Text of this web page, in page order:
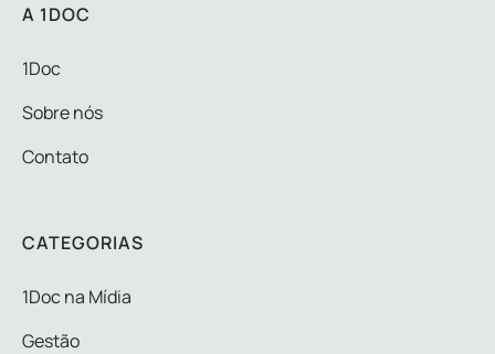
A 1DOC
1Doc
Sobre nós
Contato
CATEGORIAS
1Doc na Mídia
Gestão